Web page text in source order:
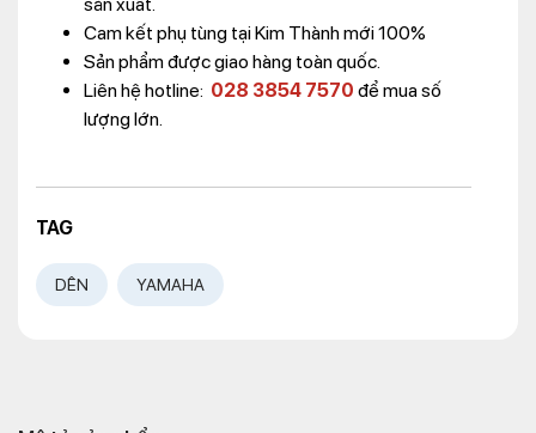
Cam kết phụ tùng tại Kim Thành mới 100%
Sản phẩm được giao hàng toàn quốc.
Liên hệ hotline: 028 3854 7570 để mua số
lượng lớn.
TAG
DÊN YAMAHA